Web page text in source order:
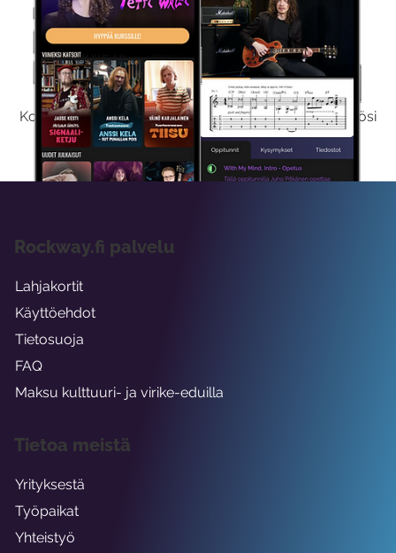
Kokeile Ilmaiseksi
Kokeilemalla ilmaiseksi saat koko sisältömme käyttöösi
viikon ajaksi.
Rockway.fi palvelu
Lahjakortit
Käyttöehdot
Tietosuoja
FAQ
Maksu kulttuuri- ja virike-eduilla
Tietoa meistä
Yrityksestä
Työpaikat
Yhteistyö